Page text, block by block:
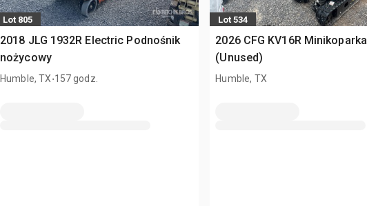
Lot 805
2018 JLG 1932R Electric Podnośnik
nożycowy
Humble, TX.157 godz.
Lot 534
2026 CFG KV16R Minikoparka
(Unused)
Humble, TX